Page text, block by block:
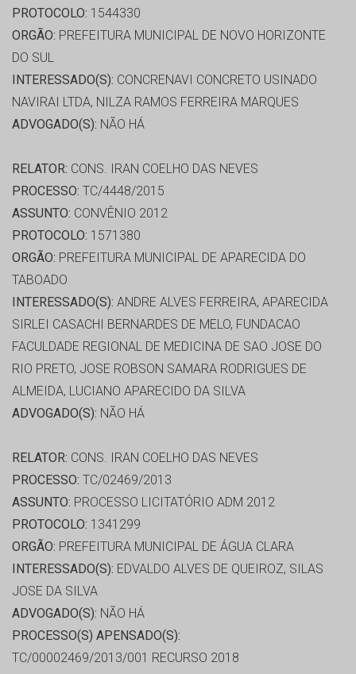
PROTOCOLO: 1544330
ORGÃO: PREFEITURA MUNICIPAL DE NOVO HORIZONTE
DO SUL
INTERESSADO(S): CONCRENAVI CONCRETO USINADO
NAVIRAI LTDA, NILZA RAMOS FERREIRA MARQUES
ADVOGADO(S): NÃO HÁ
RELATOR: CONS. IRAN COELHO DAS NEVES
PROCESSO: TC/4448/2015
ASSUNTO: CONVÊNIO 2012
PROTOCOLO: 1571380
ORGÃO: PREFEITURA MUNICIPAL DE APARECIDA DO
TABOADO
INTERESSADO(S): ANDRE ALVES FERREIRA, APARECIDA
SIRLEI CASACHI BERNARDES DE MELO, FUNDACAO
FACULDADE REGIONAL DE MEDICINA DE SAO JOSE DO
RIO PRETO, JOSE ROBSON SAMARA RODRIGUES DE
ALMEIDA, LUCIANO APARECIDO DA SILVA
ADVOGADO(S): NÃO HÁ
RELATOR: CONS. IRAN COELHO DAS NEVES
PROCESSO: TC/02469/2013
ASSUNTO: PROCESSO LICITATÓRIO ADM 2012
PROTOCOLO: 1341299
ORGÃO: PREFEITURA MUNICIPAL DE ÁGUA CLARA
INTERESSADO(S): EDVALDO ALVES DE QUEIROZ, SILAS
JOSE DA SILVA
ADVOGADO(S): NÃO HÁ
PROCESSO(S) APENSADO(S):
TC/00002469/2013/001 RECURSO 2018